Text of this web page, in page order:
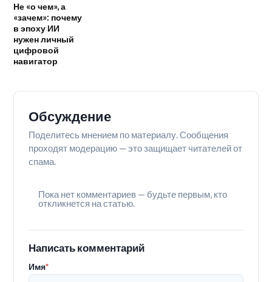
Не «о чем», а
«зачем»: почему
в эпоху ИИ
нужен личный
цифровой
навигатор
Обсуждение
Поделитесь мнением по материалу. Сообщения
проходят модерацию — это защищает читателей от
спама.
Пока нет комментариев — будьте первым, кто
откликнется на статью.
Написать комментарий
Имя*